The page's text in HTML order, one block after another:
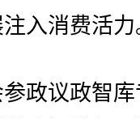
入消费活力
政议政智库